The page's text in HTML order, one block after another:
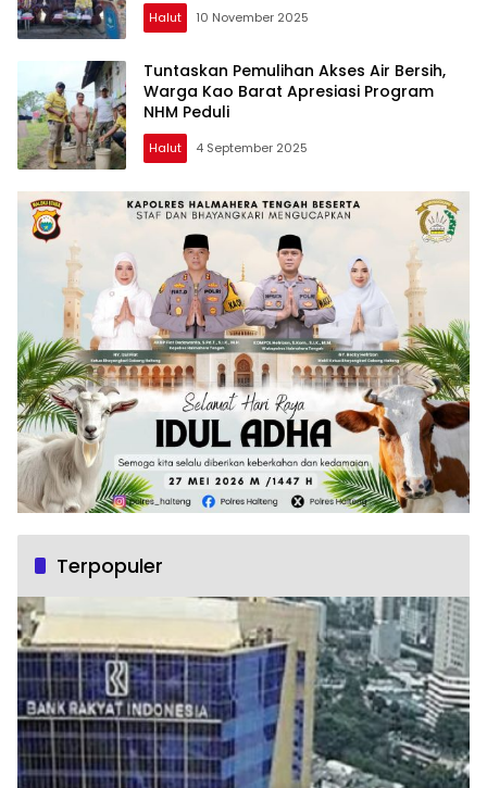
Halut 10 November 2025
Tuntaskan Pemulihan Akses Air Bersih,
Warga Kao Barat Apresiasi Program
NHM Peduli
Halut 4 September 2025
Terpopuler